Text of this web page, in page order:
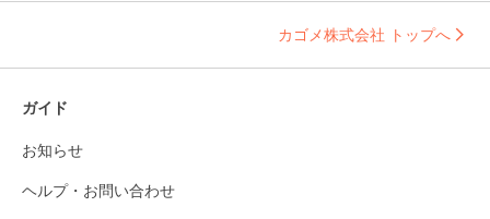
カゴメ株式会社 トップへ
ガイド
お知らせ
ヘルプ・お問い合わせ